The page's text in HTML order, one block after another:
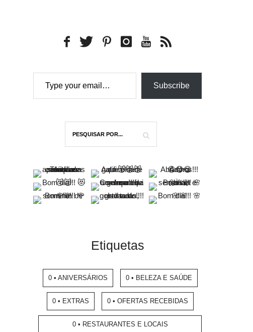
Type your email…
Subscribe
Etiquetas
0 • ANIVERSÁRIOS 0 • BELEZA E SAÚDE
0 • EXTRAS 0 • OFERTAS RECEBIDAS
0 • RESTAURANTES E LOCAIS